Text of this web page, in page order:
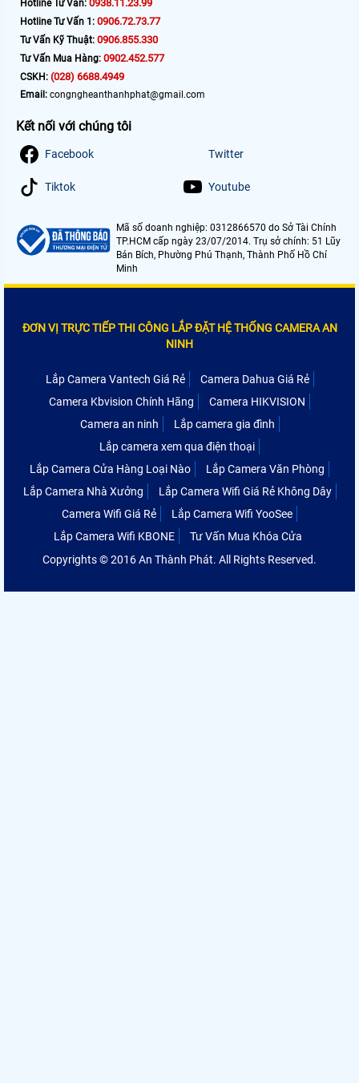
Hotline Tư Vấn: 0938.11.23.99
Hotline Tư Vấn 1: 0906.72.73.77
Tư Vấn Kỹ Thuật: 0906.855.330
Tư Vấn Mua Hàng: 0902.452.577
CSKH: (028) 6688.4949
Email: congngheanthanhphat@gmail.com
Kết nối với chúng tôi
Facebook Twitter
Tiktok Youtube
Mã số doanh nghiệp: 0312866570 do Sở Tài Chính
TP.HCM cấp ngày 23/07/2014. Trụ sở chính: 51 Lũy
Bán Bích, Phường Phú Thạnh, Thành Phố Hồ Chí
Minh
ĐƠN VỊ TRỰC TIẾP THI CÔNG LẮP ĐẶT HỆ THỐNG CAMERA AN
NINH
Lắp Camera Vantech Giá Rẻ
Camera Dahua Giá Rẻ
Camera Kbvision Chính Hãng
Camera HIKVISION
Camera an ninh
Lắp camera gia đình
Lắp camera xem qua điện thoại
Lắp Camera Cửa Hàng Loại Nào
Lắp Camera Văn Phòng
Lắp Camera Nhà Xưởng
Lắp Camera Wifi Giá Rẻ Không Dây
Camera Wifi Giá Rẻ
Lắp Camera Wifi YooSee
Lắp Camera Wifi KBONE
Tư Vấn Mua Khóa Cửa
Copyrights © 2016 An Thành Phát. All Rights Reserved.